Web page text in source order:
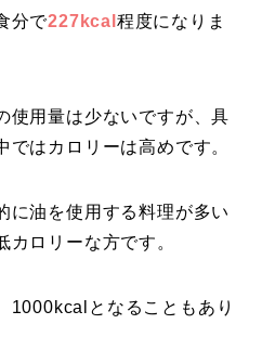
分で227kcal 程度になりま
使用量は少ないですが、具
はカロリーは高めです。
に油を使用する料理が多い
ロリーな方です。
1000kcalとなることもあり